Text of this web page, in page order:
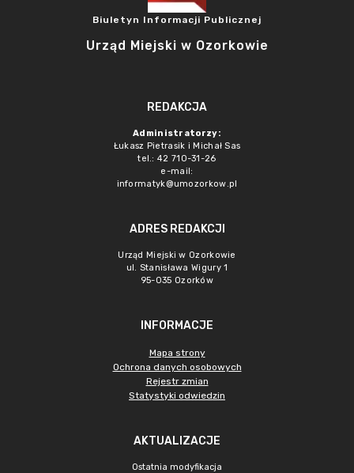
Biuletyn Informacji Publicznej
Urząd Miejski w Ozorkowie
REDAKCJA
Administratorzy:
Łukasz Pietrasik i Michał Sas
tel.: 42 710-31-26
e-mail:
informatyk@umozorkow.pl
ADRES REDAKCJI
Urząd Miejski w Ozorkowie
ul. Stanisława Wigury 1
95-035 Ozorków
INFORMACJE
Mapa strony
Ochrona danych osobowych
Rejestr zmian
Statystyki odwiedzin
AKTUALIZACJE
Ostatnia modyfikacja